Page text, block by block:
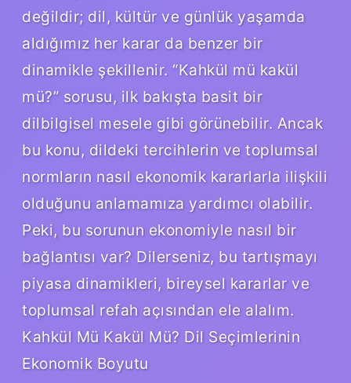
değildir; dil, kültür ve günlük yaşamda
aldığımız her karar da benzer bir
dinamikle şekillenir. “Kahkül mü kakül
mü?” sorusu, ilk bakışta basit bir
dilbilgisel mesele gibi görünebilir. Ancak
bu konu, dildeki tercihlerin ve toplumsal
normların nasıl ekonomik kararlarla ilişkili
olduğunu anlamamıza yardımcı olabilir.
Peki, bu sorunun ekonomiyle nasıl bir
bağlantısı var? Dilerseniz, bu tartışmayı
piyasa dinamikleri, bireysel kararlar ve
toplumsal refah açısından ele alalım.
Kahkül Mü Kakül Mü? Dil Seçimlerinin
Ekonomik Boyutu